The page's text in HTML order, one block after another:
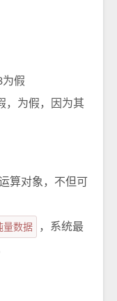
为假
，为假，因为其
算对象，不但可
量数据
，系统最